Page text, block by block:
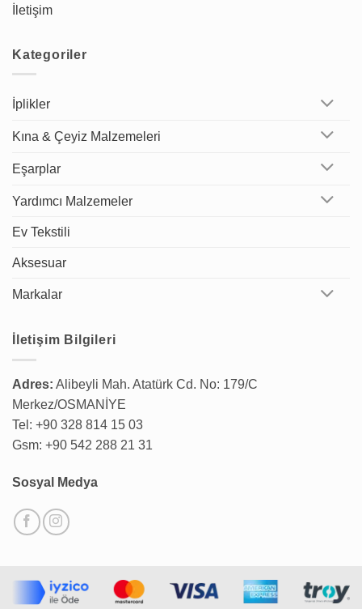
İletişim
Kategoriler
İplikler
Kına & Çeyiz Malzemeleri
Eşarplar
Yardımcı Malzemeler
Ev Tekstili
Aksesuar
Markalar
İletişim Bilgileri
Adres: Alibeyli Mah. Atatürk Cd. No: 179/C
Merkez/OSMANİYE
Tel: +90 328 814 15 03
Gsm: +90 542 288 21 31
Sosyal Medya